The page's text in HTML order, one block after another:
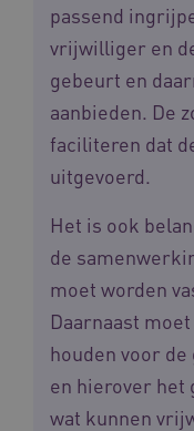
passend
vrijwilliger en
gebeurt en
aanbieden. De
faciliteren dat
uitgevoerd.
Het is ook
de
moet worden
Daarnaast
houden voor
en hierover het
wat kunnen
__Secure-
FPLC